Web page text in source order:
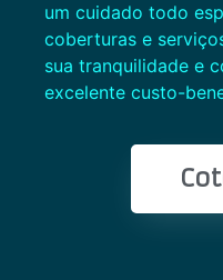
um cuidado todo
coberturas e
sua tranquilidade e
excelente custo-